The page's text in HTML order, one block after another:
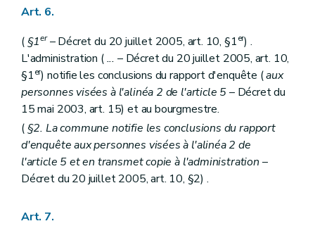
Art. 6.
( §1er– Décret du 20 juillet 2005, art. 10, §1er) .
L'administration (... – Décret du 20 juillet 2005, art. 10,
§1er) notifie les conclusions du rapport d'enquête (aux
personnes visées à l'alinéa 2 de l'article 5– Décret du
15 mai 2003, art. 15) et au bourgmestre.
( §2. La commune notifie les conclusions du rapport
d'enquête aux personnes visées à l'alinéa 2 de
l'article 5 et en transmet copie à l'administration –
Décret du 20 juillet 2005, art. 10, §2) .
Art. 7.